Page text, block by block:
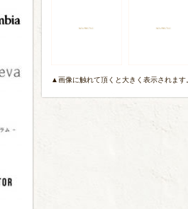
▲画像に触れて頂くと大きく表示されます